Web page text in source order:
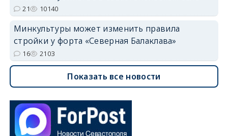
21 10140
Минкультуры может изменить правила
стройки у форта «Северная Балаклава»
16 2103
Показать все новости